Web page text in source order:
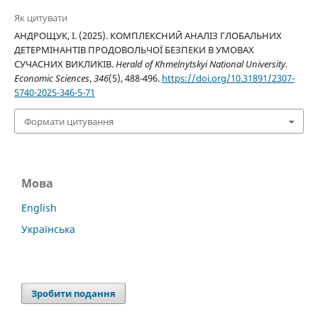
Як цитувати
АНДРОЩУК, І. (2025). КОМПЛЕКСНИЙ АНАЛІЗ ГЛОБАЛЬНИХ
ДЕТЕРМІНАНТІВ ПРОДОВОЛЬЧОЇ БЕЗПЕКИ В УМОВАХ
СУЧАСНИХ ВИКЛИКІВ.Herald of Khmelnytskyi National University.
Economic Sciences,346(5), 488-496. https://doi.org/10.31891/2307-
5740-2025-346-5-71
Формати цитування
Мова
English
Українська
Зробити подання